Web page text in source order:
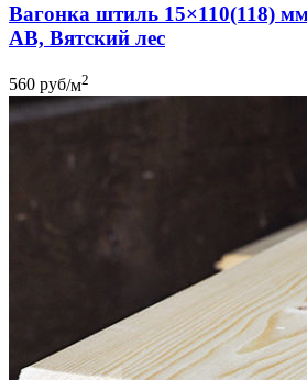
Вагонка штиль 15×110(118) мм
AB, Вятский лес
560 руб/м2